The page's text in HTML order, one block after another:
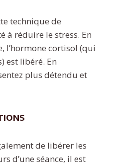
technique de
à réduire le stress. En
l’hormone cortisol (qui
est libéré. En
plus détendu et
de libérer les
d’une séance, il est